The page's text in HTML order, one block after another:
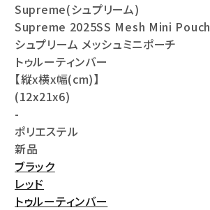
会員登録
Supreme(シュプリーム)
Supreme 2025SS Mesh Mini Pouch
シュプリーム メッシュミニポーチ
トゥルーティンバー
【縦x横x幅(cm)】
(12x21x6)
-
ポリエステル
新品
ブラック
レッド
トゥルーティンバー